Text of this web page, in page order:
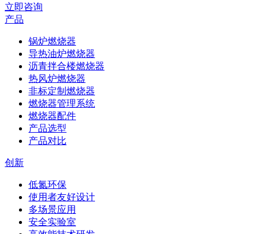
立即咨询
产品
锅炉燃烧器
导热油炉燃烧器
沥青拌合楼燃烧器
热风炉燃烧器
非标定制燃烧器
燃烧器管理系统
燃烧器配件
产品选型
产品对比
创新
低氮环保
使用者友好设计
多场景应用
安全实验室